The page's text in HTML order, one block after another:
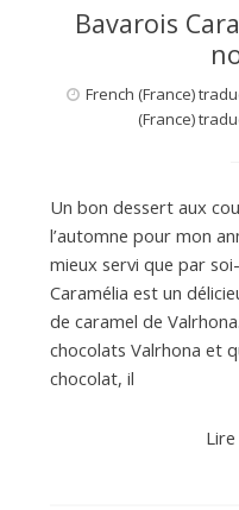
Bavarois
French (France)
(France)
Un bon dessert aux
l’automne pour mon
mieux servi que par
Caramélia est un
de caramel de
chocolats Valrhona et
chocolat, il